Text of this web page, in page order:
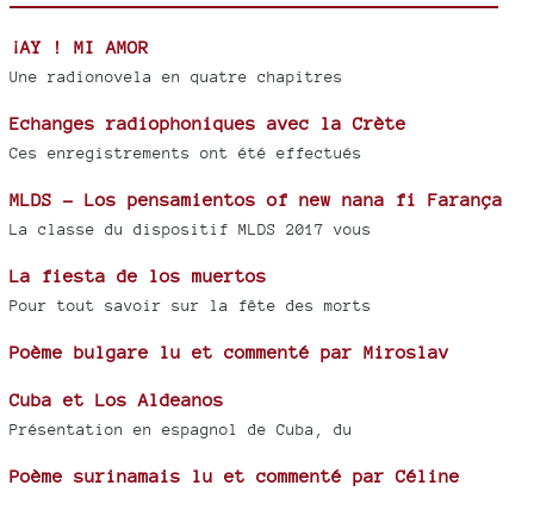
¡AY ! MI AMOR
Une radionovela en quatre chapitres
Echanges radiophoniques avec la Crète
Ces enregistrements ont été effectués
MLDS - Los pensamientos of new nana fi Farança
La classe du dispositif MLDS 2017 vous
La fiesta de los muertos
Pour tout savoir sur la fête des morts
Poème bulgare lu et commenté par Miroslav
Cuba et Los Aldeanos
Présentation en espagnol de Cuba, du
Poème surinamais lu et commenté par Céline